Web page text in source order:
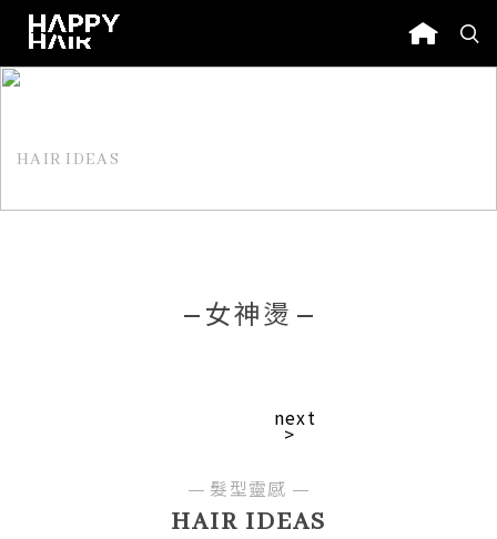
HAIR IDEAS
女神燙
next
>
HAIR IDEAS
髮型靈感